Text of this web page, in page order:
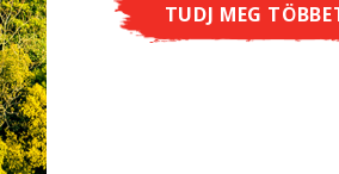
TUDJ MEG